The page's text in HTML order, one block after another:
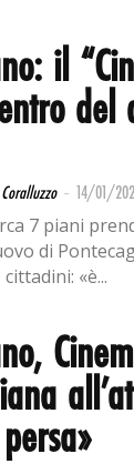
il
del
- 14/01/
7 piani
di
«è...